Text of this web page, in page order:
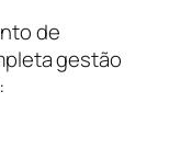
de
gestão